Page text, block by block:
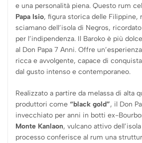
e una personalità piena. Questo rum
Papa Isio, figura storica delle Filippine,
sciamano dell’isola di Negros,
per l’indipendenza. Il Baroko è più
al Don Papa 7 Anni. Offre
ricca e avvolgente, capace di
dal gusto intenso e contemporaneo.
Realizzato a partire da melassa di alta
produttori come “black gold”, il Don
invecchiato per anni in botti ex-
Monte Kanlaon, vulcano attivo
processo conferisce al rum una